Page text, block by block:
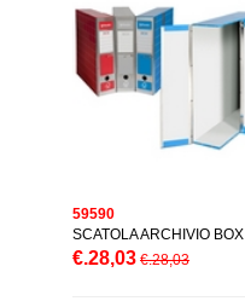
59590
SCATOLA ARCHIVIO BOX
€.28,03 €.28,03